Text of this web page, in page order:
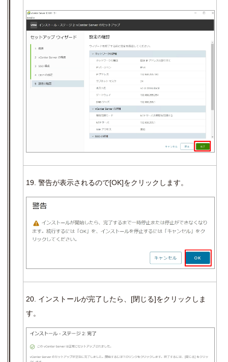
19. 警告が表示されるので[OK]をクリックします。
20. インストールが完了したら、 [閉じる]をクリックしま
す。